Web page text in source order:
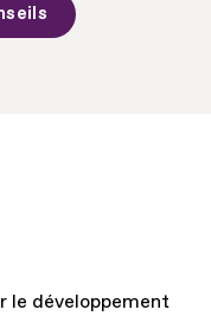
le développement